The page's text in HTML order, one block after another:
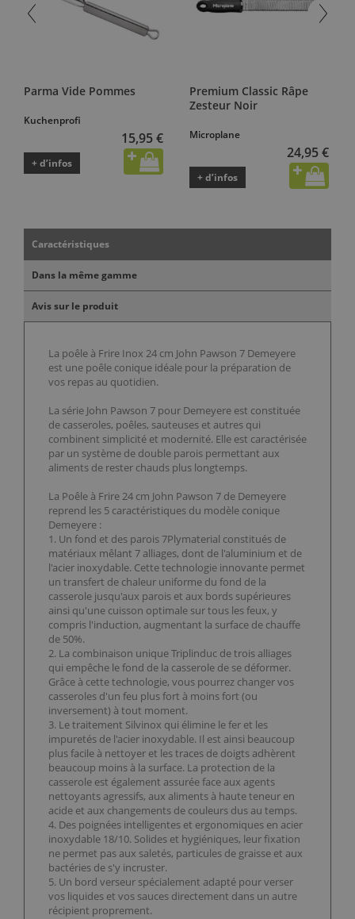
Parma Vide Pommes
Kuchenprofi
15,95 €
+ d’infos
Premium Classic Râpe
Zesteur Noir
Microplane
24,95 €
+ d’infos
Caractéristiques
Dans la même gamme
Avis sur le produit
La poêle à Frire Inox 24 cm John Pawson 7 Demeyere
est une poêle conique idéale pour la préparation de
vos repas au quotidien.
La série John Pawson 7 pour Demeyere est constituée
de casseroles, poêles, sauteuses et autres qui
combinent simplicité et modernité. Elle est caractérisée
par un système de double parois permettant aux
aliments de rester chauds plus longtemps.
La Poêle à Frire 24 cm John Pawson 7 de Demeyere
reprend les 5 caractéristiques du modèle conique
Demeyere :
1. Un fond et des parois 7Plymaterial constitués de
matériaux mêlant 7 alliages, dont de l'aluminium et de
l'acier inoxydable. Cette technologie innovante permet
un transfert de chaleur uniforme du fond de la
casserole jusqu'aux parois et aux bords supérieures
ainsi qu'une cuisson optimale sur tous les feux, y
compris l'induction, augmentant la surface de chauffe
de 50%.
2. La combinaison unique Triplinduc de trois alliages
qui empêche le fond de la casserole de se déformer.
Grâce à cette technologie, vous pourrez changer vos
casseroles d'un feu plus fort à moins fort (ou
inversement) à tout moment.
3. Le traitement Silvinox qui élimine le fer et les
impuretés de l'acier inoxydable. Il est ainsi beaucoup
plus facile à nettoyer et les traces de doigts adhèrent
beaucoup moins à la surface. La protection de la
casserole est également assurée face aux agents
nettoyants agressifs, aux aliments à haute teneur en
acide et aux changements de couleurs dus au temps.
4. Des poignées intelligentes et ergonomiques en acier
inoxydable 18/10. Solides et hygiéniques, leur fixation
ne permet pas aux saletés, particules de graisse et aux
bactéries de s'y incruster.
5. Un bord verseur spécialement adapté pour verser
vos liquides et vos sauces directement dans un autre
récipient proprement.